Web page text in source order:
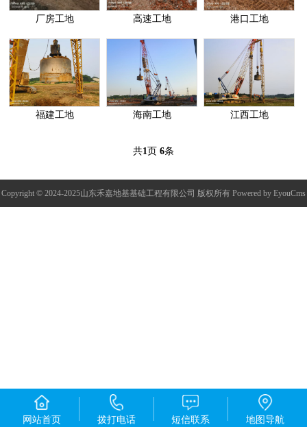
厂房工地 高速工地 港口工地
福建工地 海南工地 江西工地
共1页 6条
Copyright © 2024-2025山东禾嘉地基基础工程有限公司 版权所有 Powered by EyouCms
网站首页 拨打电话 短信联系 地图导航